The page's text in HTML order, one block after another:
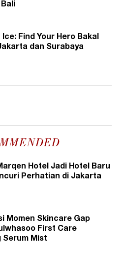
Ice: Find Your Hero Bakal
dan Surabaya
Hotel Jadi Hotel Baru
Perhatian di Jakarta
Momen Skincare Gap
First Care
Mist